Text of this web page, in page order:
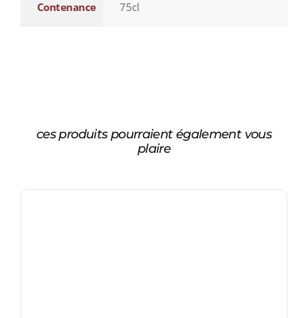
Contenance 75cl
ces produits pourraient également vous
plaire